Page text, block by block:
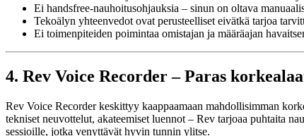
Ei handsfree-nauhoitusohjauksia – sinun on oltava
Tekoälyn yhteenvedot ovat perusteelliset eivätkä tarjoa
Ei toimenpiteiden poimintaa omistajan ja määräajan
4. Rev Voice Recorder – Paras
Rev Voice Recorder keskittyy kaappaamaan mahdollisimman
tekniset neuvottelut, akateemiset luennot – Rev tarjoaa puhtaita
sessioille, jotka venyttävät hyvin tunnin ylitse.